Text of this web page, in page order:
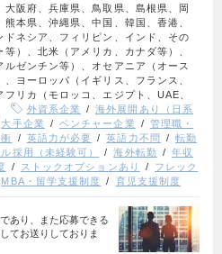
阪府、兵庫県、鳥取県、島根県、岡
本県、沖縄県、中国、韓国、香港、
ネシア、フィリピン、インド、その
）、北米（アメリカ、カナダ等）、
ゼンチン等）、オセアニア（オース
ヨーロッパ（イギリス、フランス、
リカ（モロッコ、エジプト、UAE、
外資系企業
海外展開あり（日系
大手企業 ベンチャー企業
管理職・
英語力が必要 英語力不問
転勤
採用（未経験可） 海外転勤
年収
ストックオプションあり
フレック
MBA・留学支援制度 育児支援制度
あり、また応募できる
てお送りしておりま